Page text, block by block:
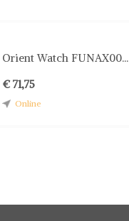
Orient Watch FUNAX00...
€ 71,75
Online